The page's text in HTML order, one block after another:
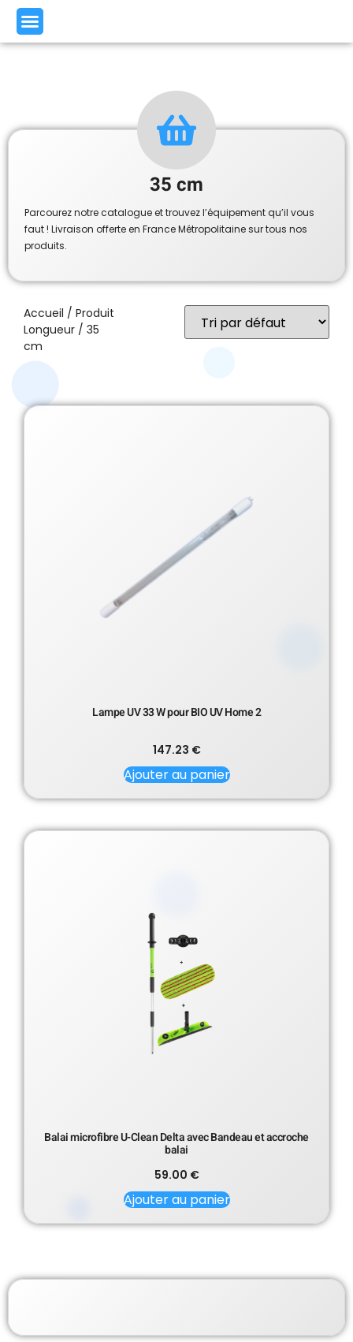
35 cm
Parcourez notre catalogue et trouvez l’équipement qu’il vous
faut ! Livraison offerte en France Métropolitaine sur tous nos
produits.
Accueil / Produit
Longueur / 35
cm
Lampe UV 33 W pour BIO UV Home 2
147.23 €
Ajouter au panier
Balai microfibre U-Clean Delta avec Bandeau et accroche
balai
59.00 €
Ajouter au panier